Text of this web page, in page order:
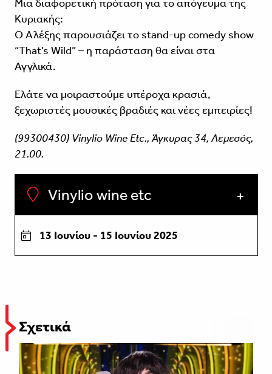
Μια διαφορετική πρόταση για το απόγευμα της
Κυριακής:
Ο Αλέξης παρουσιάζει το stand-up comedy show
“That’s Wild” – η παράσταση θα είναι στα
Αγγλικά.
Ελάτε να μοιραστούμε υπέροχα κρασιά,
ξεχωριστές μουσικές βραδιές και νέες εμπειρίες!
(99300430) Vinylio Wine Etc., Άγκυρας 34, Λεμεσός,
21.00.
Vinylio wine etc
13 Ιουνίου - 15 Ιουνίου 2025
Σχετικά